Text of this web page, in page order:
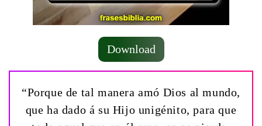
Download
“Porque de tal manera amó Dios al mundo,
que ha dado á su Hijo unigénito, para que